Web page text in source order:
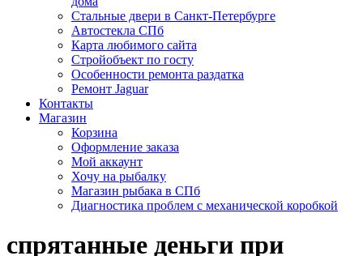
Стальные двери в Санкт-Петербурге
Автостекла СПб
Карта любимого сайта
Стройобъект по госту
Особенности ремонта раздатка
Ремонт Jaguar
Контакты
Магазин
Корзина
Оформление заказа
Мой аккаунт
Хочу на рыбалку
Магазин рыбака в СПб
Диагностика проблем с механической коробкой
спрятанные деньги при